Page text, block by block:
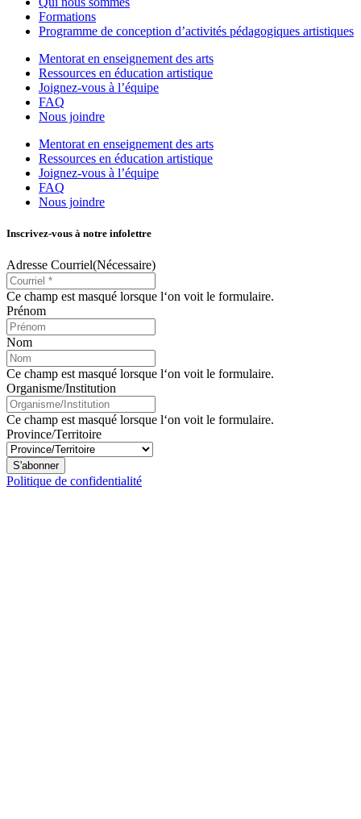
Formations
Programme de conception d’activités pédagogiques artistiques
Mentorat en enseignement des arts
Ressources en éducation artistique
Joignez-vous à l’équipe
FAQ
Nous joindre
Mentorat en enseignement des arts
Ressources en éducation artistique
Joignez-vous à l’équipe
FAQ
Nous joindre
Inscrivez-vous à notre infolettre
Adresse Courriel(Nécessaire)
Ce champ est masqué lorsque l‘on voit le formulaire.
Prénom
Nom
Ce champ est masqué lorsque l‘on voit le formulaire.
Organisme/Institution
Ce champ est masqué lorsque l‘on voit le formulaire.
Province/Territoire
S'abonner
Politique de confidentialité